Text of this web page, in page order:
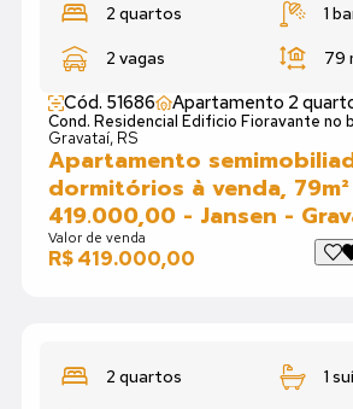
2 quartos 1
2 vagas 79
Cód. 51686 Apartamento 2
Cond. Residencial Edificio Fioravante no
Gravataí, RS
Apartamento
dormitórios à venda,
419.000,00 - Jansen -
Valor de venda
R$ 419.000,00
2 quartos 1